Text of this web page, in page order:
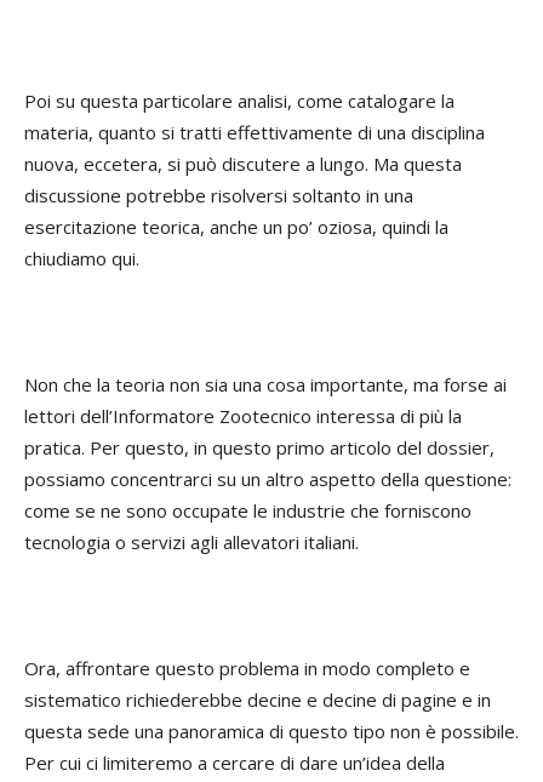
Poi su questa particolare analisi, come catalogare la
materia, quanto si tratti effettivamente di una disciplina
nuova, eccetera, si può discutere a lungo. Ma questa
discussione potrebbe risolversi soltanto in una
esercitazione teorica, anche un po’ oziosa, quindi la
chiudiamo qui.
Non che la teoria non sia una cosa importante, ma forse ai
lettori dell’Informatore Zootecnico interessa di più la
pratica. Per questo, in questo primo articolo del dossier,
possiamo concentrarci su un altro aspetto della questione:
come se ne sono occupate le industrie che forniscono
tecnologia o servizi agli allevatori italiani.
Ora, affrontare questo problema in modo completo e
sistematico richiederebbe decine e decine di pagine e in
questa sede una panoramica di questo tipo non è possibile.
Per cui ci limiteremo a cercare di dare un’idea della